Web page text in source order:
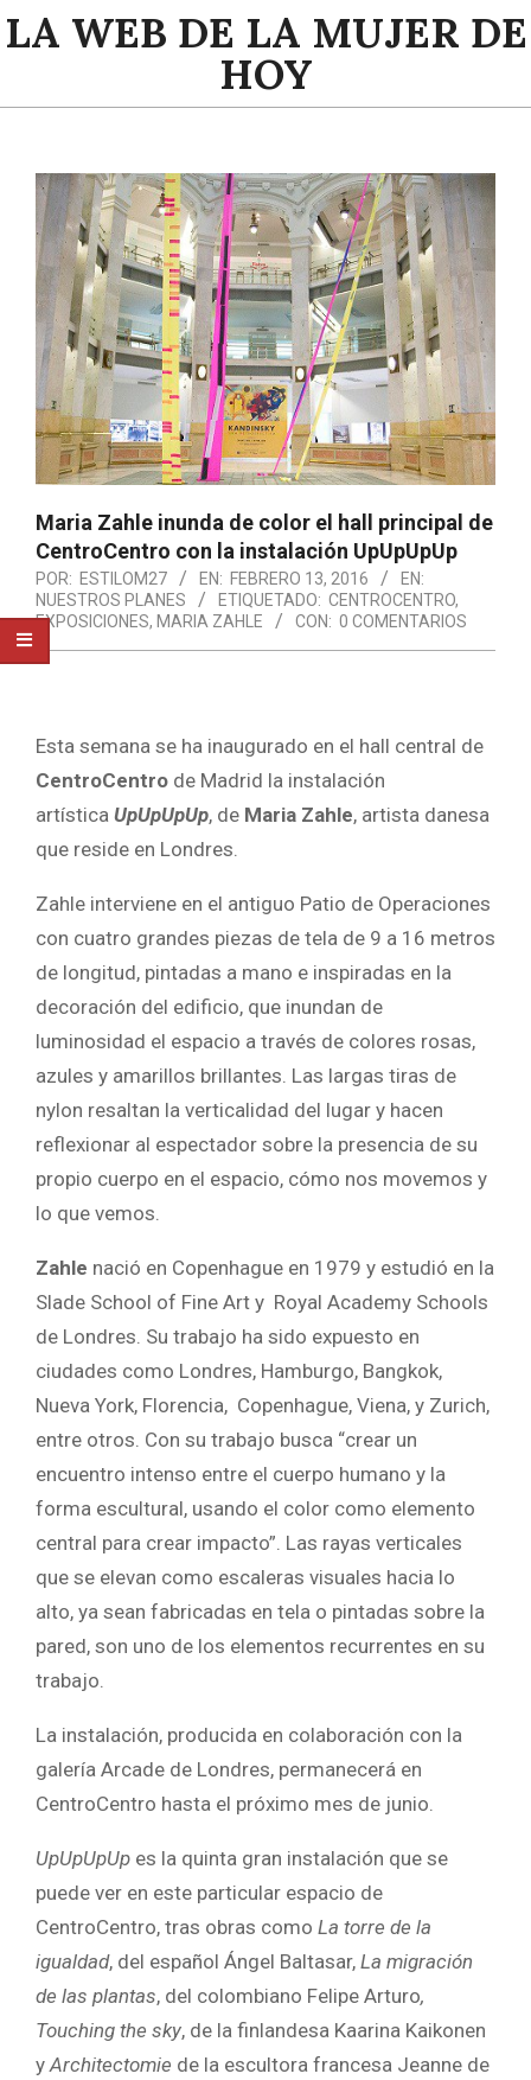
Saltar
alLA WEB DE LA MUJER DE
HOY
navegación
principal
Maria Zahle inunda de color el hall principal de
CentroCentro con la instalación UpUpUpUp
POR: ESTILOM27 EN: FEBRERO 13, 2016
EN:
NUESTROS PLANES
ETIQUETADO: CENTROCENTRO,
EXPOSICIONES, MARIA ZAHLE CON: 0 COMENTARIOS
Esta semana se ha inaugurado en el hall central de
CentroCentro de Madrid la instalación
artística UpUpUpUp, de Maria Zahle, artista danesa
que reside en Londres.
Zahle interviene en el antiguo Patio de Operaciones
con cuatro grandes piezas de tela de 9 a 16 metros
de longitud, pintadas a mano e inspiradas en la
decoración del edificio, que inundan de
luminosidad el espacio a través de colores rosas,
azules y amarillos brillantes. Las largas tiras de
nylon resaltan la verticalidad del lugar y hacen
reflexionar al espectador sobre la presencia de su
propio cuerpo en el espacio, cómo nos movemos y
lo que vemos.
Zahle nació en Copenhague en 1979 y estudió en la
Slade School of Fine Art y Royal Academy Schools
de Londres. Su trabajo ha sido expuesto en
ciudades como Londres, Hamburgo, Bangkok,
Nueva York, Florencia, Copenhague, Viena, y Zurich,
entre otros. Con su trabajo busca “crear un
encuentro intenso entre el cuerpo humano y la
forma escultural, usando el color como elemento
central para crear impacto”. Las rayas verticales
que se elevan como escaleras visuales hacia lo
alto, ya sean fabricadas en tela o pintadas sobre la
pared, son uno de los elementos recurrentes en su
trabajo.
La instalación, producida en colaboración con la
galería Arcade de Londres, permanecerá en
CentroCentro hasta el próximo mes de junio.
UpUpUpUp es la quinta gran instalación que se
puede ver en este particular espacio de
CentroCentro, tras obras como La torre de la
igualdad, del español Ángel Baltasar, La migración
de las plantas, del colombiano Felipe Arturo,
Touching the sky, de la finlandesa Kaarina Kaikonen
y Architectomie de la escultora francesa Jeanne de